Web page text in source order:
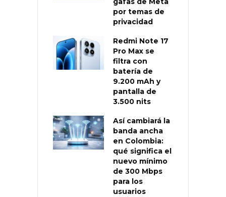
por temas de
privacidad
Redmi Note 17
Pro Max se
filtra con
batería de
9.200 mAh y
pantalla de
3.500 nits
Así cambiará la
banda ancha
en Colombia:
qué significa el
nuevo mínimo
de 300 Mbps
para los
usuarios